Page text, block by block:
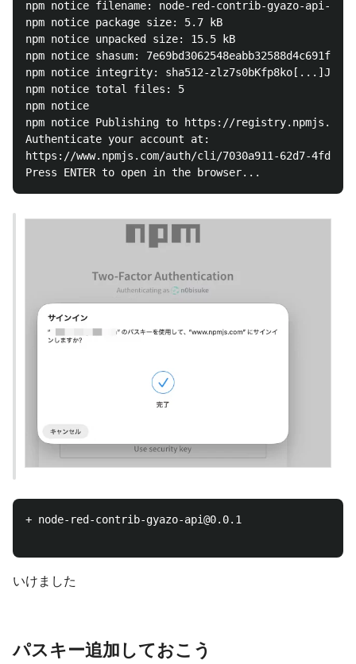
npm notice filename: node-red-contrib-gyazo-api-
npm notice package size: 5.7 kB
npm notice unpacked size: 15.5 kB
npm notice shasum:
npm notice integrity: sha512-zlz7s0bKfp8ko[...]J/
npm notice total files: 5
npm notice
npm notice Publishing to https://
Authenticate your account at:
https://www.npmjs.com/auth/cli/7030a911-62d7-4fd8-
+ node-red-contrib-gyazo-api@0.0.1
いけました
パスキー追加しておこう